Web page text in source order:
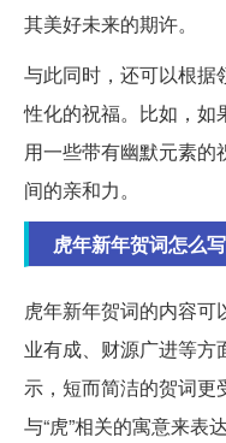
其美好未来的期许。
与此同时，还可以根据
性化的祝福。比如，如
用一些带有幽默元素的
间的亲和力。
虎年新年贺词怎么写
虎年新年贺词的内容
业有成、财源广进等方
示，短而简洁的贺词更
与“虎”相关的寓意来表